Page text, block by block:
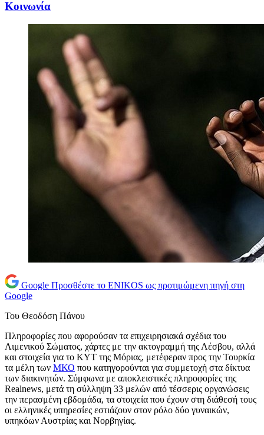
Κοινωνία
Google Προσθέστε το ENIKOS ως προτιμώμενη πηγή στη
Google
Του Θεοδόση Πάνου
Πληροφορίες που αφορούσαν τα επιχειρησιακά σχέδια του
Λιμενικού Σώματος, χάρτες με την ακτογραμμή της Λέσβου, αλλά
και στοιχεία για το ΚΥΤ της Μόριας, μετέφεραν προς την Τουρκία
τα μέλη των ΜΚΟ που κατηγορούνται για συμμετοχή στα δίκτυα
των διακινητών. Σύμφωνα με αποκλειστικές πληροφορίες της
Realnews, μετά τη σύλληψη 33 μελών από τέσσερις οργανώσεις
την περασμένη εβδομάδα, τα στοιχεία που έχουν στη διάθεσή τους
οι ελληνικές υπηρεσίες εστιάζουν στον ρόλο δύο γυναικών,
υπηκόων Αυστρίας και Νορβηγίας.